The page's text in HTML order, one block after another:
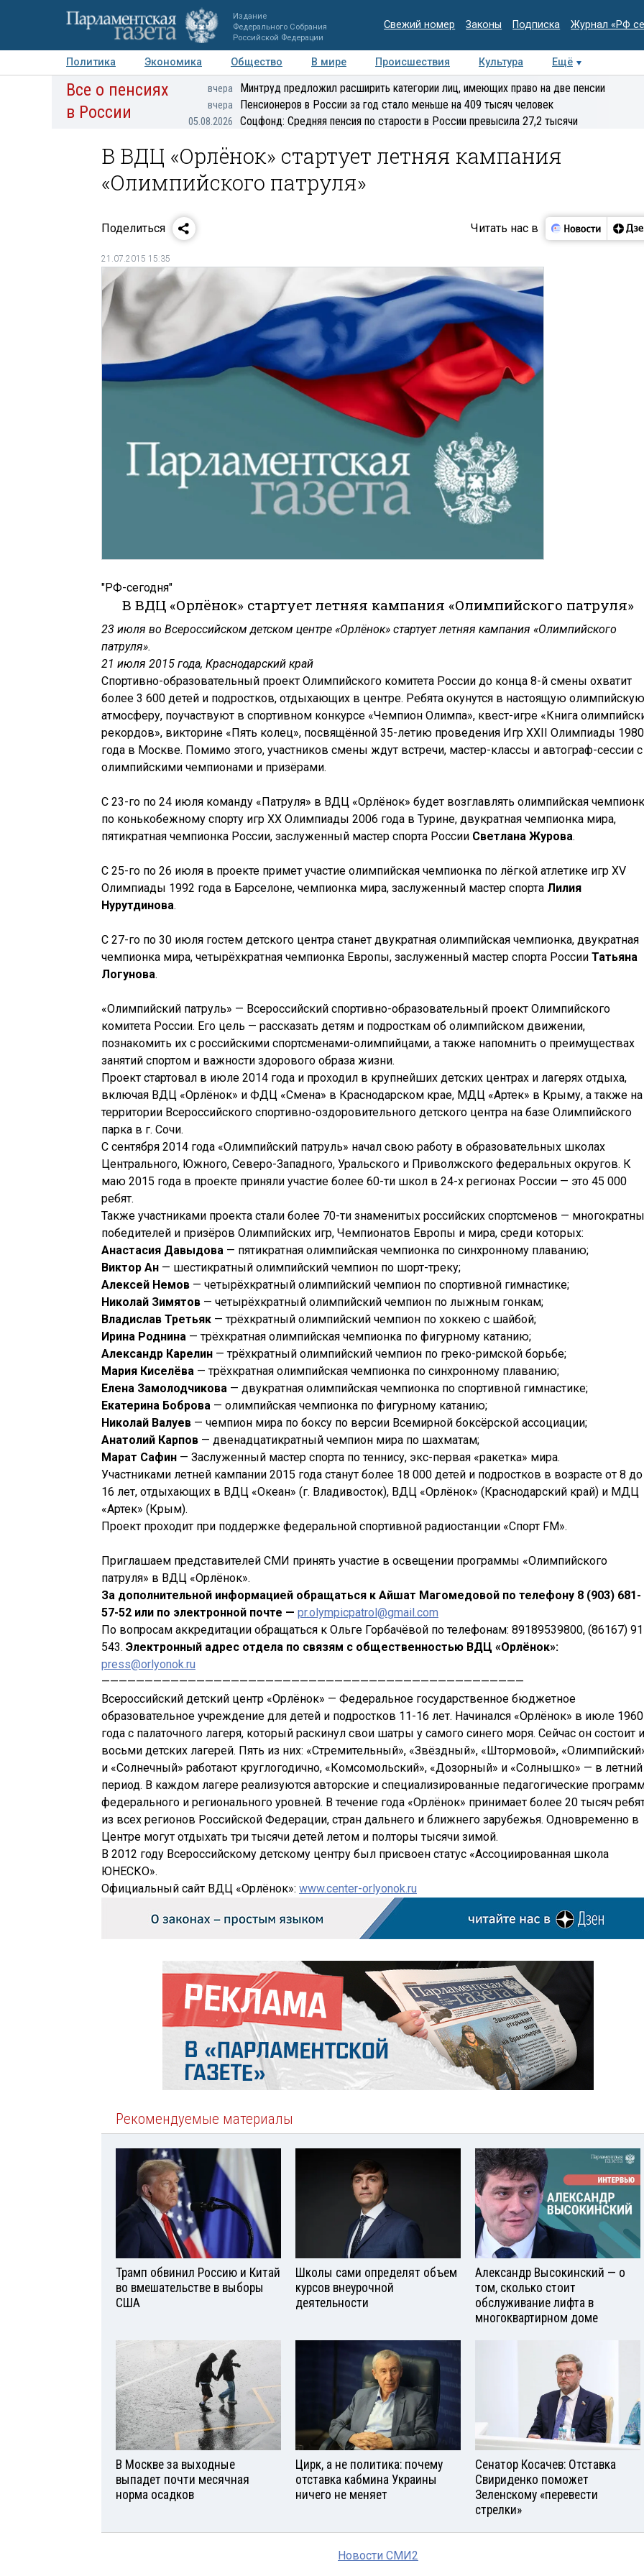
Издание
Федерального Собрания
Российской Федерации
Свежий номер Законы Подписка Журнал «РФ
Политика Экономика Общество В мире Происшествия Культура Ещё
Авторы Персоны Мнения Регионы Медиацентр Интервью Колумнисты
Деловая
Все о пенсиях
в России
вчера Минтруд предложил расширить категории лиц, имеющих право на две пенсии
вчера Пенсионеров в России за год стало меньше на 409 тысяч человек
05.08.2026 Соцфонд: Средняя пенсия по старости в России превысила 27,2 тысячи
В ВДЦ «Орлёнок» стартует летняя кампания
«Олимпийского патруля»
Поделиться Читать нас в
21.07.2015 15:35
"РФ-сегодня"
В ВДЦ «Орлёнок» стартует летняя кампания «Олимпийского патруля»
23 июля во Всероссийском детском центре «Орлёнок» стартует летняя кампания «Олимпийского
патруля».
21 июля 2015 года, Краснодарский край
Спортивно-образовательный проект Олимпийского комитета России до конца 8-й смены охватит
более 3 600 детей и подростков, отдыхающих в центре. Ребята окунутся в настоящую олимпийскую
атмосферу, поучаствуют в спортивном конкурсе «Чемпион Олимпа», квест-игре «Книга
рекордов», викторине «Пять колец», посвящённой 35-летию проведения Игр XXII Олимпиады 1980
года в Москве. Помимо этого, участников смены ждут встречи, мастер-классы и автограф-сессии с
олимпийскими чемпионами и призёрами.
С 23-го по 24 июля команду «Патруля» в ВДЦ «Орлёнок» будет возглавлять олимпийская
по конькобежному спорту игр ХХ Олимпиады 2006 года в Турине, двукратная чемпионка мира,
пятикратная чемпионка России, заслуженный мастер спорта России Светлана Журова.
С 25-го по 26 июля в проекте примет участие олимпийская чемпионка по лёгкой атлетике игр ХV
Олимпиады 1992 года в Барселоне, чемпионка мира, заслуженный мастер спорта Лилия
Нурутдинова.
С 27-го по 30 июля гостем детского центра станет двукратная олимпийская чемпионка, двукратная
чемпионка мира, четырёхкратная чемпионка Европы, заслуженный мастер спорта России Татьяна
Логунова.
«Олимпийский патруль» — Всероссийский спортивно-образовательный проект Олимпийского
комитета России. Его цель — рассказать детям и подросткам об олимпийском движении,
познакомить их с российскими спортсменами-олимпийцами, а также напомнить о преимуществах
занятий спортом и важности здорового образа жизни.
Проект стартовал в июле 2014 года и проходил в крупнейших детских центрах и лагерях отдыха,
включая ВДЦ «Орлёнок» и ФДЦ «Смена» в Краснодарском крае, МДЦ «Артек» в Крыму, а также на
территории Всероссийского спортивно-оздоровительного детского центра на базе Олимпийского
парка в г. Сочи.
С сентября 2014 года «Олимпийский патруль» начал свою работу в образовательных школах
Центрального, Южного, Северо-Западного, Уральского и Приволжского федеральных округов. К
маю 2015 года в проекте приняли участие более 60-ти школ в 24-х регионах России — это 45 000
ребят.
Также участниками проекта стали более 70-ти знаменитых российских спортсменов —
победителей и призёров Олимпийских игр, Чемпионатов Европы и мира, среди которых:
Анастасия Давыдова — пятикратная олимпийская чемпионка по синхронному плаванию;
Виктор Ан — шестикратный олимпийский чемпион по шорт-треку;
Алексей Немов — четырёхкратный олимпийский чемпион по спортивной гимнастике;
Николай Зимятов — четырёхкратный олимпийский чемпион по лыжным гонкам;
Владислав Третьяк — трёхкратный олимпийский чемпион по хоккею с шайбой;
Ирина Роднина — трёхкратная олимпийская чемпионка по фигурному катанию;
Александр Карелин — трёхкратный олимпийский чемпион по греко-римской борьбе;
Мария Киселёва — трёхкратная олимпийская чемпионка по синхронному плаванию;
Елена Замолодчикова — двукратная олимпийская чемпионка по спортивной гимнастике;
Екатерина Боброва — олимпийская чемпионка по фигурному катанию;
Николай Валуев — чемпион мира по боксу по версии Всемирной боксёрской ассоциации;
Анатолий Карпов — двенадцатикратный чемпион мира по шахматам;
Марат Сафин — Заслуженный мастер спорта по теннису, экс-первая «ракетка» мира.
Участниками летней кампании 2015 года станут более 18 000 детей и подростков в возрасте от 8 до
16 лет, отдыхающих в ВДЦ «Океан» (г. Владивосток), ВДЦ «Орлёнок» (Краснодарский край) и МДЦ
«Артек» (Крым).
Проект проходит при поддержке федеральной спортивной радиостанции «Спорт FM».
Приглашаем представителей СМИ принять участие в освещении программы «Олимпийского
патруля» в ВДЦ «Орлёнок».
За дополнительной информацией обращаться к Айшат Магомедовой по телефону 8 (903) 681-
57-52 или по электронной почте — pr.olympicpatrol@gmail.com
По вопросам аккредитации обращаться к Ольге Горбачёвой по телефонам: 89189539800, (86167)
543. Электронный адрес отдела по связям с общественностью ВДЦ «Орлёнок»:
press@orlyonok.ru
—————————————————————————————————————————————————
Всероссийский детский центр «Орлёнок» — Федеральное государственное бюджетное
образовательное учреждение для детей и подростков 11-16 лет. Начинался «Орлёнок» в июле 1960
года с палаточного лагеря, который раскинул свои шатры у самого синего моря. Сейчас он состоит
восьми детских лагерей. Пять из них: «Стремительный», «Звёздный», «Штормовой»,
и «Солнечный» работают круглогодично, «Комсомольский», «Дозорный» и «Солнышко» — в летний
период. В каждом лагере реализуются авторские и специализированные педагогические
федерального и регионального уровней. В течение года «Орлёнок» принимает более 20 тысяч
из всех регионов Российской Федерации, стран дальнего и ближнего зарубежья. Одновременно в
Центре могут отдыхать три тысячи детей летом и полторы тысячи зимой.
В 2012 году Всероссийскому детскому центру был присвоен статус «Ассоциированная школа
ЮНЕСКО».
Официальный сайт ВДЦ «Орлёнок»: www.сenter-orlyonok.ru
Рекомендуемые материалы
Трамп обвинил Россию и Китай
во вмешательстве в выборы
США
Школы сами определят объем
курсов внеурочной
деятельности
Александр Высокинский — о
том, сколько стоит
обслуживание лифта в
многоквартирном доме
В Москве за выходные
выпадет почти месячная
норма осадков
Цирк, а не политика: почему
отставка кабмина Украины
ничего не меняет
Сенатор Косачев: Отставка
Свириденко поможет
Зеленскому «перевести
стрелки»
Новости СМИ2